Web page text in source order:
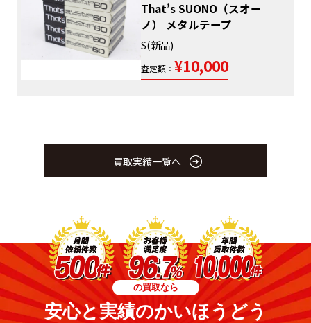
That’s SUONO（スオー
ノ） メタルテープ
S(新品)
査定額： ¥10,000
買取実績一覧へ
の買取なら
安心と実績のかいほうどう